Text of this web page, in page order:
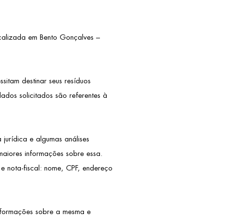
em Bento Gonçalves –
destinar seus resíduos
solicitados são referentes à
e algumas análises
informações sobre essa.
fiscal: nome, CPF, endereço
sobre a mesma e